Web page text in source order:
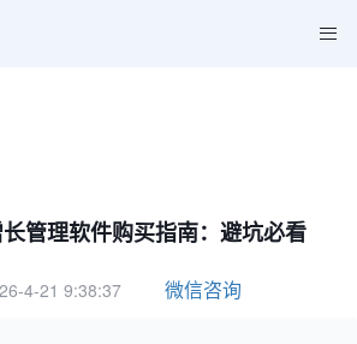
管理软件购买指南：避坑必看
4-21 9:38:37 微信咨询